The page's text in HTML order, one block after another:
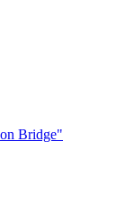
Bridge"